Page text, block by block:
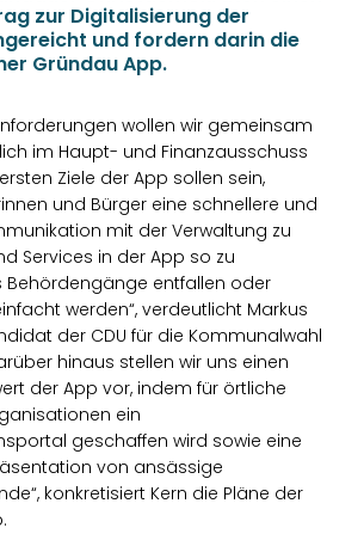
zur Digitalisierung der
und fordern darin die
Gründau App.
wollen wir gemeinsam
im Haupt- und Finanzausschuss
Ziele der App sollen sein,
und Bürger eine schnellere und
mit der Verwaltung zu
Services in der App so zu
Behördengänge entfallen oder
werden“, verdeutlicht Markus
der CDU für die Kommunalwahl
hinaus stellen wir uns einen
der App vor, indem für örtliche
ein
geschaffen wird sowie eine
von ansässige
konkretisiert Kern die Pläne der